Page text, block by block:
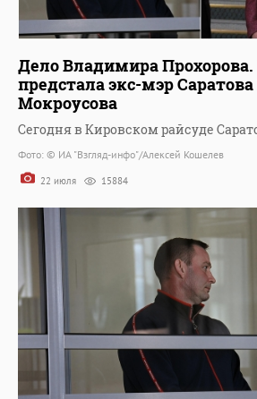
Дело Владимира
предстала экс-мэр
Мокроусова
Сегодня в Кировском райсуде
Фото: © ИА "Взгляд-инфо"/Алексей Кошелев
22 июля 15884